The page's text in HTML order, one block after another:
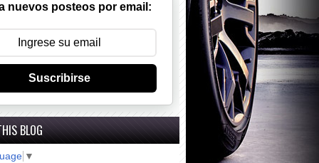
nuevos posteos por email:
Suscribirse
BLOG
▼